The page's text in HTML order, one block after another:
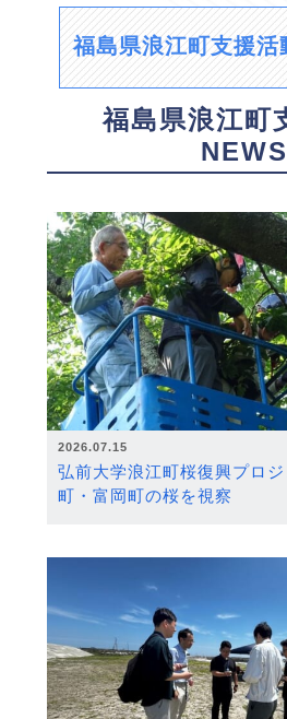
福島県浪江町支援活
福島県浪江町
NEWS
2026.07.15
弘前大学浪江町桜復興プロ
町・富岡町の桜を視察